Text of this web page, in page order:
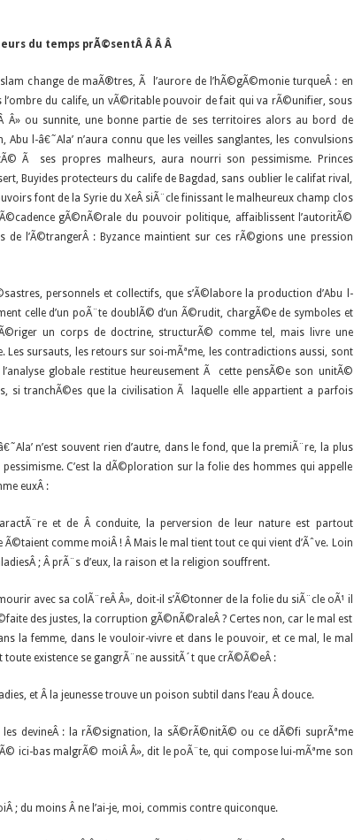
du temps prÃ©sentÂ Â Â Â
change de maÃ®tres, Ã l’aurore de l’hÃ©gÃ©monie turqueÂ : en
l’ombre du calife, un vÃ©ritable pouvoir de fait qui va rÃ©unifier, sous
Â» ou sunnite, une bonne partie de ses territoires alors au bord de
Abu l-â€˜Ala’ n’aura connu que les veilles sanglantes, les convulsions
Ã ses propres malheurs, aura nourri son pessimisme. Princes
Buyides protecteurs du calife de Bagdad, sans oublier le califat rival,
font de la Syrie du XeÂ siÃ¨cle finissant le malheureux champ clos
gÃ©nÃ©rale du pouvoir politique, affaiblissent l’autoritÃ©
de l’Ã©trangerÂ : Byzance maintient sur ces rÃ©gions une pression
personnels et collectifs, que s’Ã©labore la production d’Abu l-
celle d’un poÃ¨te doublÃ© d’un Ã©rudit, chargÃ©e de symboles et
un corps de doctrine, structurÃ© comme tel, mais livre une
Les sursauts, les retours sur soi-mÃªme, les contradictions aussi, sont
globale restitue heureusement Ã cette pensÃ©e son unitÃ©
si tranchÃ©es que la civilisation Ã laquelle elle appartient a parfois
n’est souvent rien d’autre, dans le fond, que la premiÃ¨re, la plus
C’est la dÃ©ploration sur la folie des hommes qui appelle
euxÂ :
et de Â conduite, la perversion de leur nature est partout
Ã©taient comme moiÂ ! Â Mais le mal tient tout ce qui vient d’Ãˆve. Loin
; Â prÃ¨s d’eux, la raison et la religion souffrent.
avec sa colÃ¨reÂ Â», doit-il s’Ã©tonner de la folie du siÃ¨cle oÃ¹ il
des justes, la corruption gÃ©nÃ©raleÂ ? Certes non, car le mal est
la femme, dans le vouloir-vivre et dans le pouvoir, et ce mal, le mal
toute existence se gangrÃ¨ne aussitÃ´t que crÃ©Ã©eÂ :
et Â la jeunesse trouve un poison subtil dans l’eau Â douce.
les devineÂ : la rÃ©signation, la sÃ©rÃ©nitÃ© ou ce dÃ©fi suprÃªme
ici-bas malgrÃ© moiÂ Â», dit le poÃ¨te, qui compose lui-mÃªme son
; du moins Â ne l’ai-je, moi, commis contre quiconque.